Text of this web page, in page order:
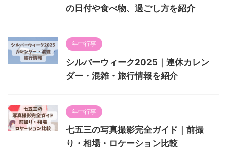
の日付や食べ物、過ごし方を紹介
年中行事
シルバーウィーク2025｜連休カレン
ダー・混雑・旅行情報を紹介
年中行事
七五三の写真撮影完全ガイド｜前撮
り・相場・ロケーション比較